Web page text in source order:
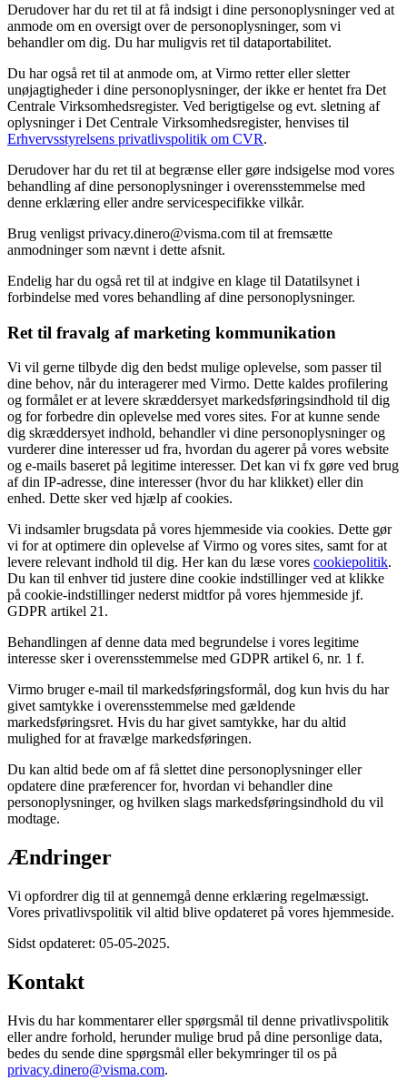
Derudover har du ret til at få indsigt i dine personoplysninger ved at
anmode om en oversigt over de personoplysninger, som vi
behandler om dig. Du har muligvis ret til dataportabilitet.
Du har også ret til at anmode om, at Virmo retter eller sletter
unøjagtigheder i dine personoplysninger, der ikke er hentet fra Det
Centrale Virksomhedsregister. Ved berigtigelse og evt. sletning af
oplysninger i Det Centrale Virksomhedsregister, henvises til
Erhvervsstyrelsens privatlivspolitik om CVR.
Derudover har du ret til at begrænse eller gøre indsigelse mod vores
behandling af dine personoplysninger i overensstemmelse med
denne erklæring eller andre servicespecifikke vilkår.
Brug venligst privacy.dinero@visma.com til at fremsætte
anmodninger som nævnt i dette afsnit.
Endelig har du også ret til at indgive en klage til Datatilsynet i
forbindelse med vores behandling af dine personoplysninger.
Ret til fravalg af marketing kommunikation
Vi vil gerne tilbyde dig den bedst mulige oplevelse, som passer til
dine behov, når du interagerer med Virmo. Dette kaldes profilering
og formålet er at levere skræddersyet markedsføringsindhold til dig
og for forbedre din oplevelse med vores sites. For at kunne sende
dig skræddersyet indhold, behandler vi dine personoplysninger og
vurderer dine interesser ud fra, hvordan du agerer på vores website
og e-mails baseret på legitime interesser. Det kan vi fx gøre ved brug
af din IP-adresse, dine interesser (hvor du har klikket) eller din
enhed. Dette sker ved hjælp af cookies.
Vi indsamler brugsdata på vores hjemmeside via cookies. Dette gør
vi for at optimere din oplevelse af Virmo og vores sites, samt for at
levere relevant indhold til dig. Her kan du læse vores cookiepolitik.
Du kan til enhver tid justere dine cookie indstillinger ved at klikke
på cookie-indstillinger nederst midtfor på vores hjemmeside jf.
GDPR artikel 21.
Behandlingen af denne data med begrundelse i vores legitime
interesse sker i overensstemmelse med GDPR artikel 6, nr. 1 f.
Virmo bruger e-mail til markedsføringsformål, dog kun hvis du har
givet samtykke i overensstemmelse med gældende
markedsføringsret. Hvis du har givet samtykke, har du altid
mulighed for at fravælge markedsføringen.
Du kan altid bede om af få slettet dine personoplysninger eller
opdatere dine præferencer for, hvordan vi behandler dine
personoplysninger, og hvilken slags markedsføringsindhold du vil
modtage.
Ændringer
Vi opfordrer dig til at gennemgå denne erklæring regelmæssigt.
Vores privatlivspolitik vil altid blive opdateret på vores hjemmeside.
Sidst opdateret: 05-05-2025.
Kontakt
Hvis du har kommentarer eller spørgsmål til denne privatlivspolitik
eller andre forhold, herunder mulige brud på dine personlige data,
bedes du sende dine spørgsmål eller bekymringer til os på
privacy.dinero@visma.com.